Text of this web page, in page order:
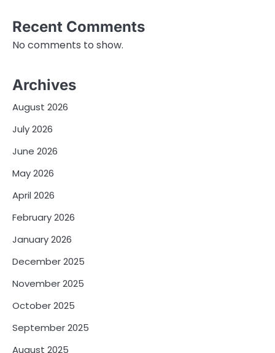
Recent Comments
No comments to show.
Archives
August 2026
July 2026
June 2026
May 2026
April 2026
February 2026
January 2026
December 2025
November 2025
October 2025
September 2025
August 2025